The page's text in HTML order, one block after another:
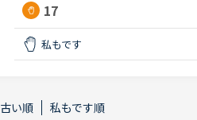
17
私もです
古い順 私もです順